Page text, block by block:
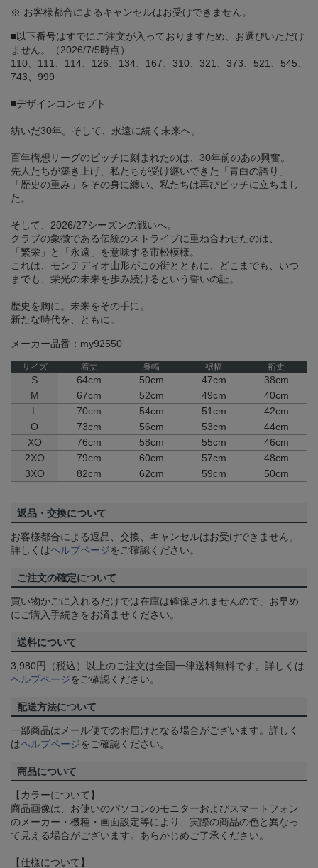
※ お客様都合によるキャンセルはお受けできません。
■以下番号はすでにご注文が入っておりますため、お選びいただけ
ません。（2026/7/5時点）
110、111、114、126、134、167、310、321、373、521、545、
743、999
■デザインコンセプト
紡いだ30年。そして、永遠に続く未来へ。
百年構想リーグのピッチに刻まれたのは、30年前のあの興奮。
先人たちが築き上げ、私たちが受け継いできた「青白の誇り」
「歴史の重み」をその身に纏い、私たちは再びピッチに立ちまし
た。
そして、2026/27シーズンの戦いへ。
クラブの象徴である伝統のストライプに重ね合わせたのは、
「繁栄」と「永遠」を意味する市松模様。
これは、モンテディオ山形がこの街とともに、どこまでも、いつ
までも、栄光の未来を歩み続けるという誓いの証。
歴史を胸に。未来をその手に。
新たな時代を、ともに。
メーカー品番：my92550
サイズ 着丈 身幅 裾幅 裄丈
S 64cm 50cm 47cm
38cm
M
67cm 52cm 49cm
40cm
L
70cm 54cm 51cm
42cm
O
73cm 56cm 53cm
44cm
XO
76cm 58cm 55cm
46cm
2XO
79cm 60cm 57cm
48cm
3XO
82cm 62cm 59cm 50cm
返品・交換について
お客様都合による返品、交換、キャンセルはお受けできません。
詳しくはヘルプページをご確認ください。
ご注文の確定について
買い物かごに入れるだけでは在庫は確保されませんので、お早め
にご購入手続きをお済ませください。
送料について
3,980円（税込）以上のご注文は全国一律送料無料です。詳しくは
ヘルプページをご確認ください。
配送方法について
一部商品はメール便でのお届けとなる場合がございます。詳しく
はヘルプページをご確認ください。
商品について
【カラーについて】
商品画像は、お使いのパソコンのモニターおよびスマートフォン
のメーカー・機種・画面設定等により、実際の商品の色と異なっ
て見える場合がございます。あらかじめご了承ください。
【仕様について】